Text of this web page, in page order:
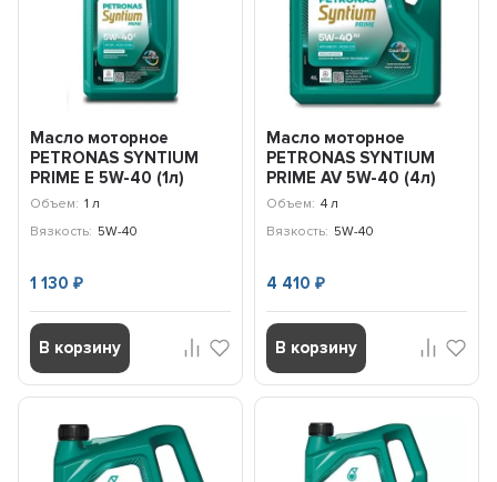
Масло моторное
PETRONAS SYNTIUM
PRIME E 5W-40 (1л)
71243E18EU
Объем: 1 л
Вязкость: 5W-40
1 130₽
В корзину
Масло моторное
PETRONAS SYNTIUM
PRIME AV 5W-40 (4л)
71242K1YEU
Объем: 4 л
Вязкость: 5W-40
4 410 ₽
В корзину